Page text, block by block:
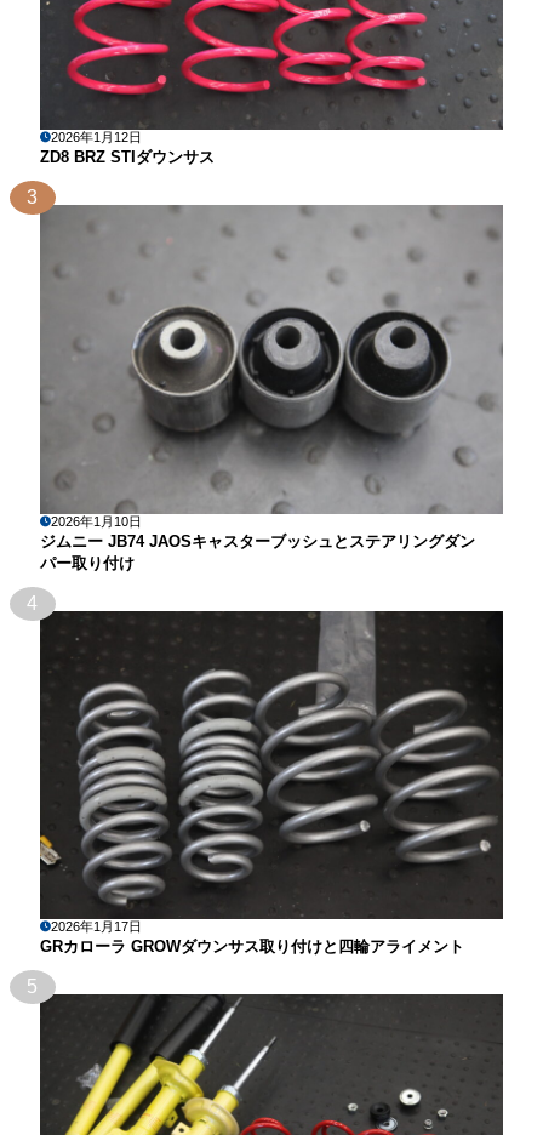
2026年1月12日
ZD8 BRZ STIダウンサス
3
2026年1月10日
ジムニー JB74 JAOSキャスターブッシュとステアリングダン
パー取り付け
4
2026年1月17日
GRカローラ GROWダウンサス取り付けと四輪アライメント
5